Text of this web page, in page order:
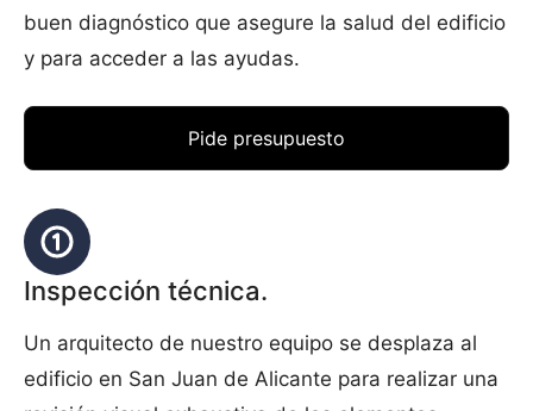
buen diagnóstico que asegure la salud del edificio
y para acceder a las ayudas.
Pide presupuesto
Inspección técnica.
Un arquitecto de nuestro equipo se desplaza al
edificio en San Juan de Alicante para realizar una